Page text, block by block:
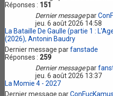
Réponses : 151
Dernier messagepar
jeu. 6 août 2026 14:58
La Bataille De Gaulle (partie 1 :
(2026), Antonin Baudry
Dernier message parfanstade
Réponses : 259
Dernier messagepar
jeu. 6 août 2026 13:37
La Momie 4 - 2027
Dernier message parConFucKamus